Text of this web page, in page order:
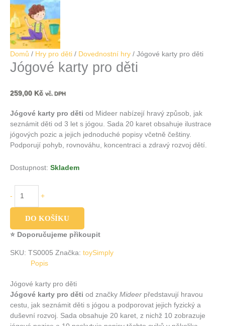
Domů / Hry pro děti / Dovednostní hry / Jógové karty pro děti
Jógové karty pro děti
259,00 Kč vč. DPH
Jógové karty pro děti od Mideer nabízejí hravý způsob, jak
seznámit děti od 3 let s jógou. Sada 20 karet obsahuje ilustrace
jógových pozic a jejich jednoduché popisy včetně češtiny.
Podporují pohyb, rovnováhu, koncentraci a zdravý rozvoj dětí.
Dostupnost: Skladem
- +
DO KOŠÍKU
⭐ Doporučujeme přikoupit
SKU: TS0005 Značka: toySimply
Popis
Jógové karty pro děti
Jógové karty pro děti od značky Mideer představují hravou
cestu, jak seznámit děti s jógou a podporovat jejich fyzický a
duševní rozvoj. Sada obsahuje 20 karet, z nichž 10 zobrazuje